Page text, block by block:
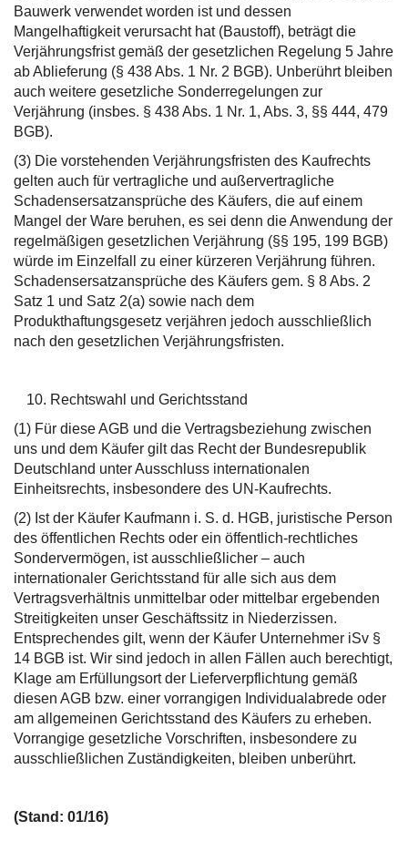
Bauwerk verwendet worden ist und dessen
Mangelhaftigkeit verursacht hat (Baustoff), beträgt die
Verjährungsfrist gemäß der gesetzlichen Regelung 5 Jahre
ab Ablieferung (§ 438 Abs. 1 Nr. 2 BGB). Unberührt bleiben
auch weitere gesetzliche Sonderregelungen zur
Verjährung (insbes. § 438 Abs. 1 Nr. 1, Abs. 3, §§ 444, 479
BGB).
(3) Die vorstehenden Verjährungsfristen des Kaufrechts
gelten auch für vertragliche und außervertragliche
Schadensersatzansprüche des Käufers, die auf einem
Mangel der Ware beruhen, es sei denn die Anwendung der
regelmäßigen gesetzlichen Verjährung (§§ 195, 199 BGB)
würde im Einzelfall zu einer kürzeren Verjährung führen.
Schadensersatzansprüche des Käufers gem. § 8 Abs. 2
Satz 1 und Satz 2(a) sowie nach dem
Produkthaftungsgesetz verjähren jedoch ausschließlich
nach den gesetzlichen Verjährungsfristen.
Rechtswahl und Gerichtsstand
(1) Für diese AGB und die Vertragsbeziehung zwischen
uns und dem Käufer gilt das Recht der Bundesrepublik
Deutschland unter Ausschluss internationalen
Einheitsrechts, insbesondere des UN-Kaufrechts.
(2) Ist der Käufer Kaufmann i. S. d. HGB, juristische Person
des öffentlichen Rechts oder ein öffentlich-rechtliches
Sondervermögen, ist ausschließlicher – auch
internationaler Gerichtsstand für alle sich aus dem
Vertragsverhältnis unmittelbar oder mittelbar ergebenden
Streitigkeiten unser Geschäftssitz in Niederzissen.
Entsprechendes gilt, wenn der Käufer Unternehmer iSv §
14 BGB ist. Wir sind jedoch in allen Fällen auch berechtigt,
Klage am Erfüllungsort der Lieferverpflichtung gemäß
diesen AGB bzw. einer vorrangigen Individualabrede oder
am allgemeinen Gerichtsstand des Käufers zu erheben.
Vorrangige gesetzliche Vorschriften, insbesondere zu
ausschließlichen Zuständigkeiten, bleiben unberührt.
(Stand: 01/16)